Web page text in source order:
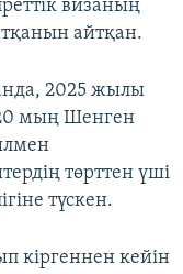
визаның
айтқан.
2025 жылы
мың Шенген
төрттен үші
түскен.
кіргеннен кейін